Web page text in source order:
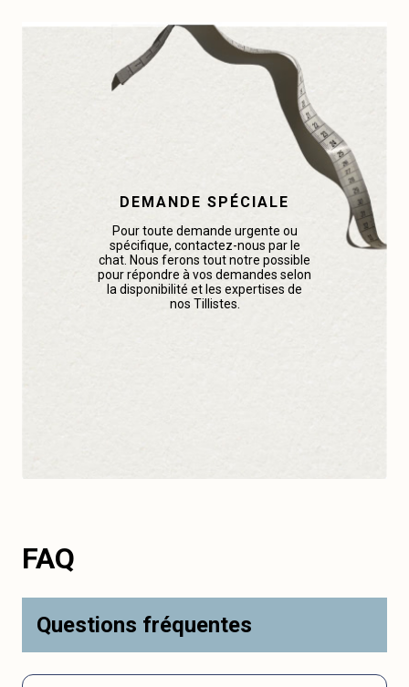
DEMANDE SPÉCIALE
Pour toute demande urgente ou
spécifique, contactez-nous par le
chat. Nous ferons tout notre possible
pour répondre à vos demandes selon
la disponibilité et les expertises de
nos Tillistes.
FAQ
Questions fréquentes